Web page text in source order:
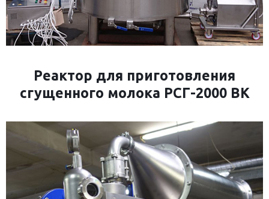
Реактор для приготовления
сгущенного молока РСГ-2000 ВК